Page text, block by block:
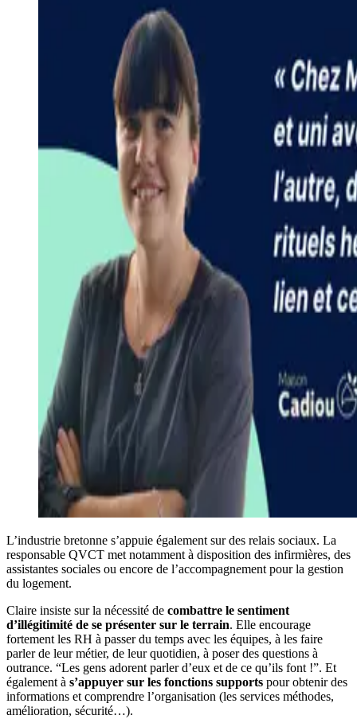
L’industrie bretonne s’appuie également sur des relais sociaux. La
responsable QVCT met notamment à disposition des infirmières, des
assistantes sociales ou encore de l’accompagnement pour la gestion
du logement.
Claire insiste sur la nécessité de combattre le sentiment
d’illégitimité de se présenter sur le terrain. Elle encourage
fortement les RH à passer du temps avec les équipes, à les faire
parler de leur métier, de leur quotidien, à poser des questions à
outrance. “Les gens adorent parler d’eux et de ce qu’ils font !”. Et
également à s’appuyer sur les fonctions supports pour obtenir des
informations et comprendre l’organisation (les services méthodes,
amélioration, sécurité…).